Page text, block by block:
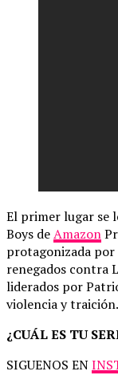
El primer lugar se
Boys deAmazon
protagonizada
renegados contra
liderados por
violencia y traición.
¿CUÁL ES TU
SIGUENOS EN